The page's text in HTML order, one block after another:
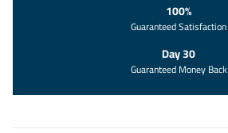
100%
Guaranteed Satisfaction
30 Day
Guaranteed Money Back